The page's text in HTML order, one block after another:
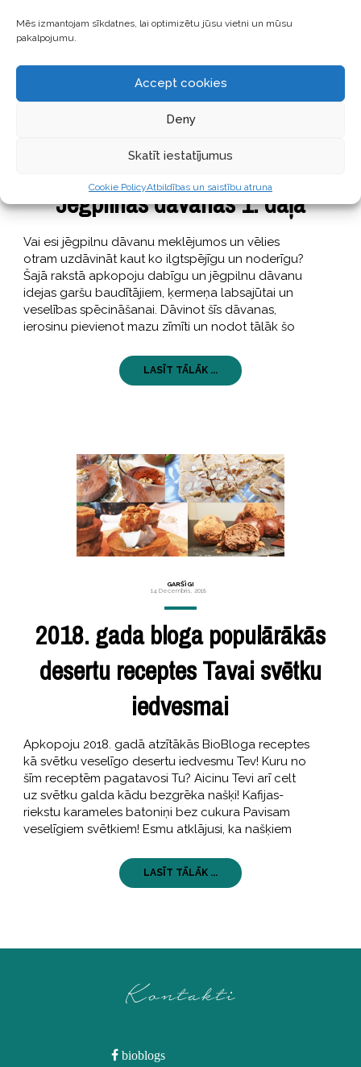
Mēs izmantojam sīkdatnes, lai optimizētu jūsu vietni un mūsu
pakalpojumu.
Accept cookies
Deny
Skatīt iestatījumus
Cookie PolicyAtbildības un saistību atruna
GARŠĪGI ,SKAISTI,STĀSTI
16 Decembris, 2019
Jēgpilnas dāvanas 1. daļa
Vai esi jēgpilnu dāvanu meklējumos un vēlies
otram uzdāvināt kaut ko ilgtspējīgu un noderīgu?
Šajā rakstā apkopoju dabīgu un jēgpilnu dāvanu
idejas garšu baudītājiem, ķermeņa labsajūtai un
veselības spēcināšanai. Dāvinot šīs dāvanas,
ierosinu pievienot mazu zīmīti un nodot tālāk šo
LASĪT TĀLĀK ...
GARŠĪGI
14 Decembris, 2018
2018. gada bloga populārākās
desertu receptes Tavai svētku
iedvesmai
Apkopoju 2018. gadā atzītākās BioBloga receptes
kā svētku veselīgo desertu iedvesmu Tev! Kuru no
šīm receptēm pagatavosi Tu? Aicinu Tevi arī celt
uz svētku galda kādu bezgrēka našķi! Kafijas-
riekstu karameles batoniņi bez cukura Pavisam
veselīgiem svētkiem! Esmu atklājusi, ka našķiem
LASĪT TĀLĀK ...
Kontakti
bioblogs